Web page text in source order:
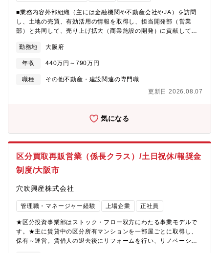
■業務内容外部組織（主には金融機関や不動産会社やJA）を訪問
し、土地の売買、有効活用の情報を取得し、担当開発部（営業
部）と共同して、売り上げ拡大（商業施設の開発）に貢献してい
意見にも耳をかたむける素直な方・営業が好きな方【配属先情
報】 ■営業推進部 関西担当（関西支店）
勤務地 大阪府
年収 440万円～790万円
職種
その他不動産・建設関連の専門職
更新日 2026.08.07
気になる
区分買取再販営業（係長クラス）/土日祝休/報奨金
制度/大阪市
穴吹興産株式会社
管理職・マネージャー経験 上場企業 正社員
★区分投資事業部はストック・フロー双方にわたる事業モデルで
す。★主に賃貸中の区分所有マンションを一部屋ごとに取得し、
保有～運営。賃借人の退去後にリフォームを行い、リノベーショ